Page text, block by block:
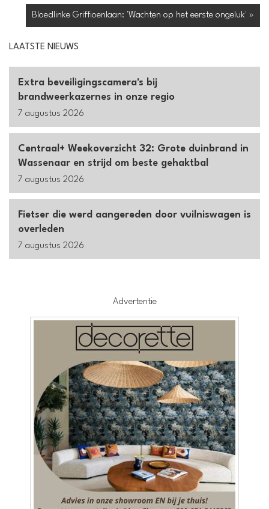
Bloedlinke Griffioenlaan: 'Wachten op het eerste ongeluk' »
LAATSTE NIEUWS
Extra beveiligingscamera's bij
brandweerkazernes in onze regio
7 augustus 2026
Centraal+ Weekoverzicht 32: Grote duinbrand in
Wassenaar en strijd om beste gehaktbal
7 augustus 2026
Fietser die werd aangereden door vuilniswagen is
overleden
7 augustus 2026
Advertentie